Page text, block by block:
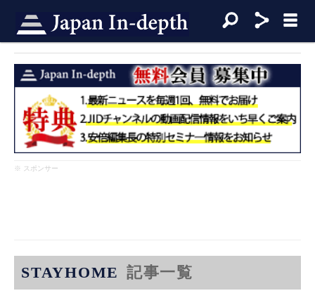
※ スポンサー
STAYHOME 記事一覧